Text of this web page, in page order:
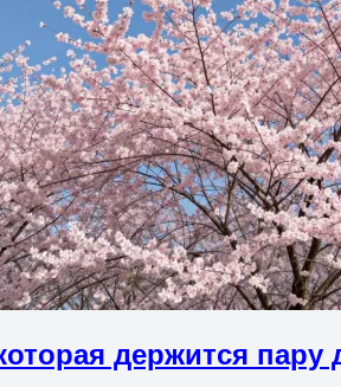
держится пару